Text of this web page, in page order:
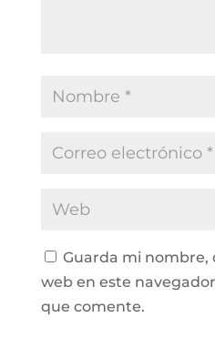
Guarda mi nombre,
web en este
que comente.